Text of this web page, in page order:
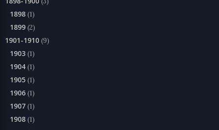
1898 (1)
1899 (2)
1901-1910 (9)
1903 (1)
1904 (1)
1905 (1)
1906 (1)
1907 (1)
1908 (1)